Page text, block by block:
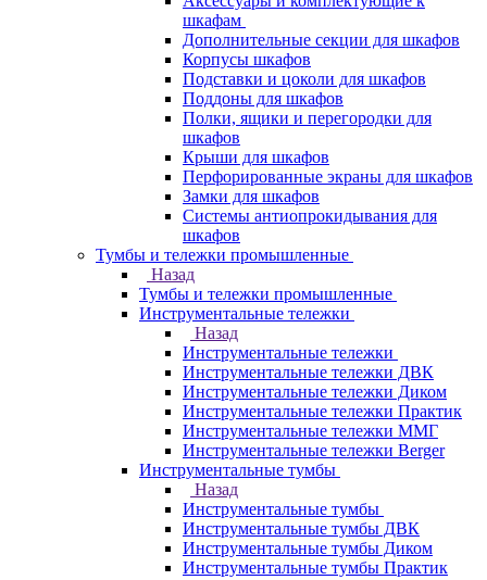
шкафам
Дополнительные секции для шкафов
Корпусы шкафов
Подставки и цоколи для шкафов
Поддоны для шкафов
Полки, ящики и перегородки для
шкафов
Крыши для шкафов
Перфорированные экраны для шкафов
Замки для шкафов
Системы антиопрокидывания для
шкафов
Тумбы и тележки промышленные
Назад
Тумбы и тележки промышленные
Инструментальные тележки
Назад
Инструментальные тележки
Инструментальные тележки ДВК
Инструментальные тележки Диком
Инструментальные тележки Практик
Инструментальные тележки ММГ
Инструментальные тележки Berger
Инструментальные тумбы
Назад
Инструментальные тумбы
Инструментальные тумбы ДВК
Инструментальные тумбы Диком
Инструментальные тумбы Практик